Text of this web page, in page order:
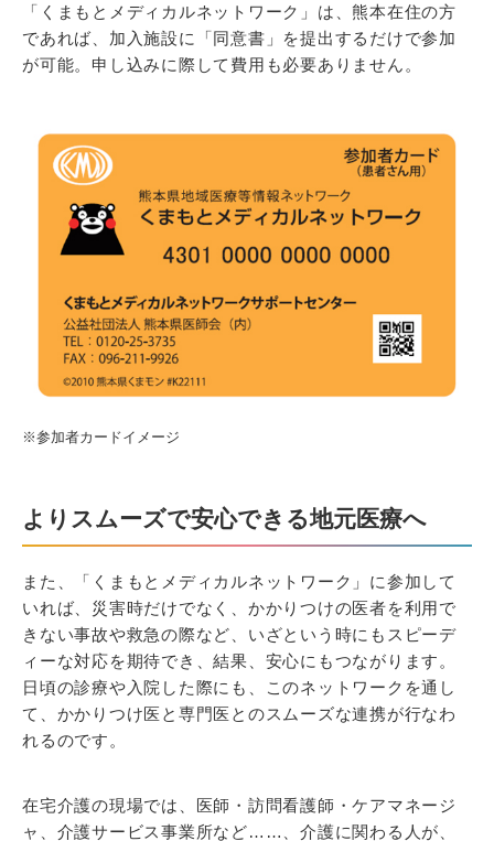
「くまもとメディカルネットワーク」は、熊本在住の方
であれば、加入施設に「同意書」を提出するだけで参加
が可能。申し込みに際して費用も必要ありません。
※参加者カードイメージ
よりスムーズで安心できる地元医療へ
また、「くまもとメディカルネットワーク」に参加して
いれば、災害時だけでなく、かかりつけの医者を利用で
きない事故や救急の際など、いざという時にもスピーデ
ィーな対応を期待でき、結果、安心にもつながります。
日頃の診療や入院した際にも、このネットワークを通し
て、かかりつけ医と専門医とのスムーズな連携が行なわ
れるのです。
在宅介護の現場では、医師・訪問看護師・ケアマネージ
ャ、介護サービス事業所など……、介護に関わる人が、